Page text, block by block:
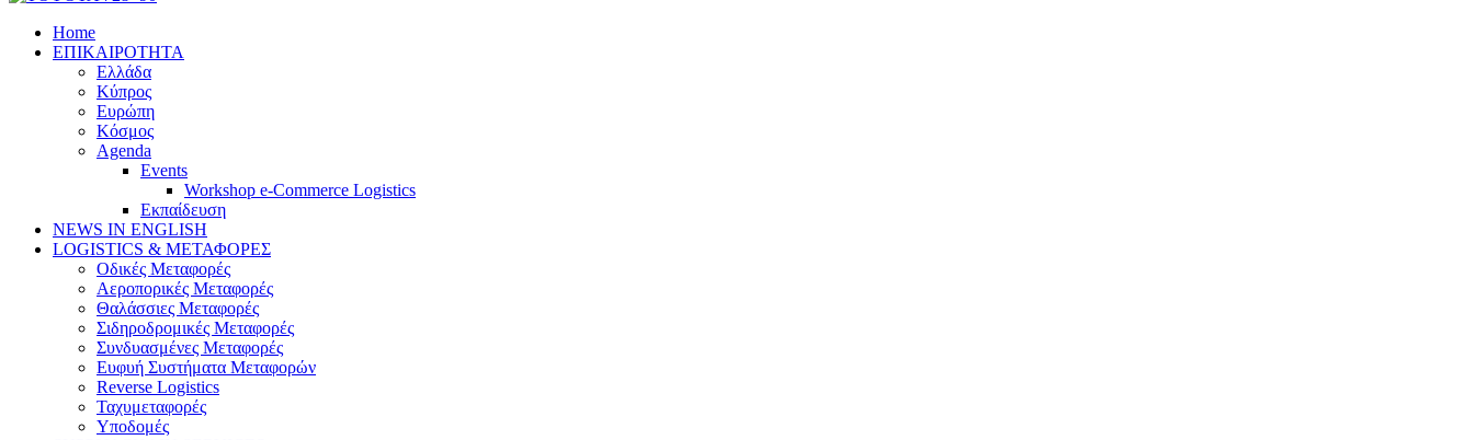
Home
ΕΠΙΚΑΙΡΟΤΗΤΑ
Ελλάδα
Κύπρος
Ευρώπη
Κόσμος
Agenda
Events
Workshop e-Commerce Logistics
Εκπαίδευση
NEWS IN ENGLISH
LOGISTICS & ΜΕΤΑΦΟΡΕΣ
Οδικές Μεταφορές
Αεροπορικές Μεταφορές
Θαλάσσιες Μεταφορές
Σιδηροδρομικές Μεταφορές
Συνδυασμένες Μεταφορές
Ευφυή Συστήματα Μεταφορών
Reverse Logistics
Ταχυμεταφορές
Υποδομές